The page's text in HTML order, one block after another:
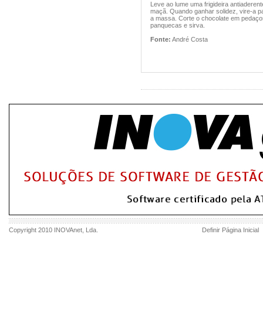
Leve ao lume uma frigideira
maçã. Quando ganhar solidez, vire-a
a massa. Corte o chocolate em
panquecas e sirva.
Fonte: André Costa
Copyright 2010 INOVAnet , Lda. Definir Página Inicial